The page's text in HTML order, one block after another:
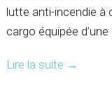
lutte anti-incendie à
cargo équipée
Lire la suite →